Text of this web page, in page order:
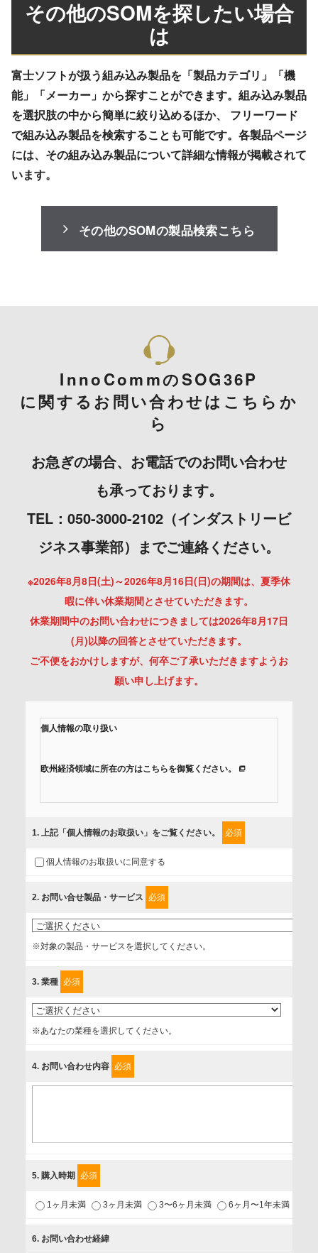
その他のSOMを探したい場合
は
富士ソフトが扱う組み込み製品を「製品カテゴリ」「機
能」「メーカー」から探すことができます。組み込み製品
を選択肢の中から簡単に絞り込めるほか、 フリーワード
で組み込み製品を検索することも可能です。各製品ページ
には、その組み込み製品について詳細な情報が掲載されて
います。
その他のSOMの製品検索こちら
InnoCommのSOG36P
に関するお問い合わせはこちらか
ら
お急ぎの場合、お電話でのお問い合わせ
も承っております。
TEL：050-3000-2102（インダストリービ
ジネス事業部）までご連絡ください。
※2026年8月8日(土)～2026年8月16日(日)の期間は、夏季休
暇に伴い休業期間とさせていただきます。
休業期間中のお問い合わせにつきましては2026年8月17日
(月)以降の回答とさせていただきます。
ご不便をおかけしますが、何卒ご了承いただきますようお
願い申し上げます。
個人情報の取り扱い
欧州経済領域に所在の方はこちらを御覧ください。
組みを行っています。
に取扱い、これらで定める範囲内で、サービスの提供やご案
内等のために利用させていただいております。
情報を提供されるお客様（本人）に対して、情報の収集目
的、管理者、提供の有無、情報提供の任意性や権利について
確認し、当社への情報提供がお客様の懸念にならないよう
上げます。
事業者名
個人情報保護責任者
1.当社が取り扱う商品・サービスに関するご案内
2.当社が開催（主催・共催・協賛）するセミナーなど、各種イ
3.お客様の業務内容、及び興味、関心に応じた情報の提供
1. 上記「個人情報のお取扱い」をご覧ください。 必須
個人情報のお取扱いに同意する
2. お問い合せ製品・サービス 必須
※対象の製品・サービスを選択してください。
3. 業種 必須
※あなたの業種を選択してください。
4. お問い合わせ内容 必須
5. 購入時期 必須
1ヶ月未満 3ヶ月未満 3〜6ヶ月未満 6ヶ月〜1年未満
6. お問い合わせ経緯